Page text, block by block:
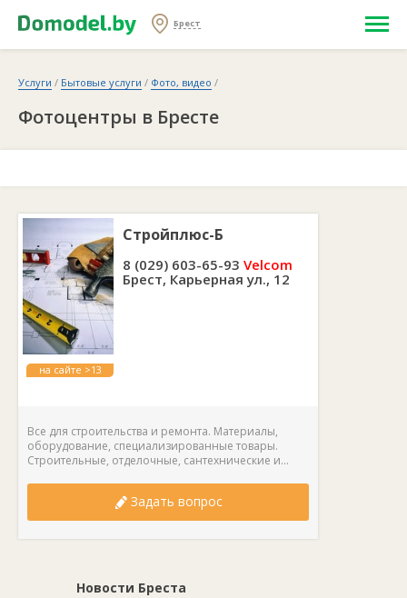
Брест
Услуги / Бытовые услуги / Фото, видео /
Фотоцентры в Бресте
на сайте >13
Стройплюс-Б
8 (029) 603-65-93 Velcom
Брест, Карьерная ул., 12
Все для строительства и ремонта. Материалы,
оборудование, специализированные товары.
Строительные, отделочные, сантехнические и...
Задать вопрос
Новости Бреста